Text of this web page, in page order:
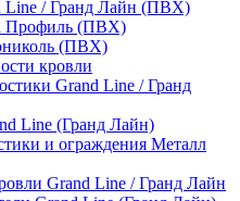
Line / Гранд Лайн (ПВХ)
Профиль (ПВХ)
(ПВХ)
кровли
Grand Line / Гранд
Line (Гранд Лайн)
и ограждения Металл
Grand Line / Гранд Лайн